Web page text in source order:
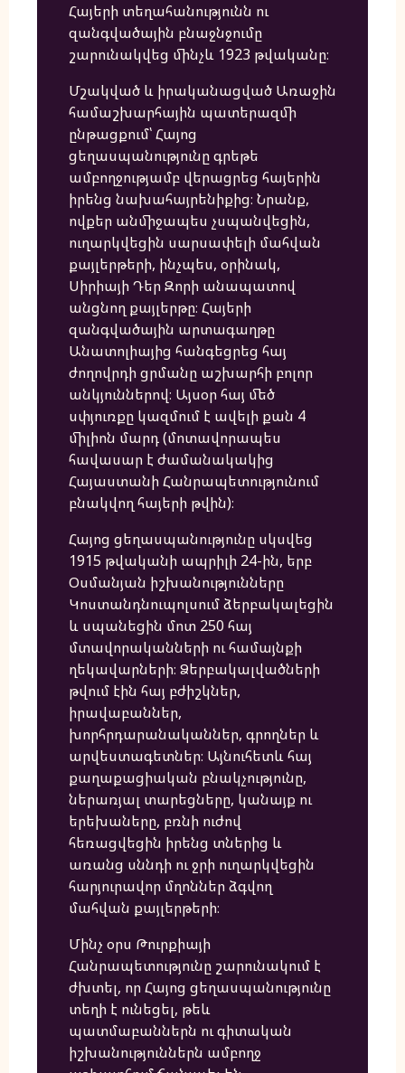
Հայերի տեղահանությունն ու
զանգվածային բնաջնջումը
շարունակվեց մինչև 1923 թվականը։
Մշակված և իրականացված Առաջին
համաշխարհային պատերազմի
ընթացքում՝ Հայոց
ցեղասպանությունը գրեթե
ամբողջությամբ վերացրեց հայերին
իրենց նախահայրենիքից։ Նրանք,
ովքեր անմիջապես չսպանվեցին,
ուղարկվեցին սարսափելի մահվան
քայլերթերի, ինչպես, օրինակ,
Սիրիայի Դեր Զորի անապատով
անցնող քայլերթը։ Հայերի
զանգվածային արտագաղթը
Անատոլիայից հանգեցրեց հայ
ժողովրդի ցրմանը աշխարհի բոլոր
անկյուններով։ Այսօր հայ մեծ
սփյուռքը կազմում է ավելի քան 4
միլիոն մարդ (մոտավորապես
հավասար է ժամանակակից
Հայաստանի Հանրապետությունում
բնակվող հայերի թվին)։
Հայոց ցեղասպանությունը սկսվեց
1915 թվականի ապրիլի 24-ին, երբ
Օսմանյան իշխանությունները
Կոստանդնուպոլսում ձերբակալեցին
և սպանեցին մոտ 250 հայ
մտավորականների ու համայնքի
ղեկավարների։ Ձերբակալվածների
թվում էին հայ բժիշկներ,
իրավաբաններ,
խորհրդարանականներ, գրողներ և
արվեստագետներ։ Այնուհետև հայ
քաղաքացիական բնակչությունը,
ներառյալ տարեցները, կանայք ու
երեխաները, բռնի ուժով
հեռացվեցին իրենց տներից և
առանց սննդի ու ջրի ուղարկվեցին
հարյուրավոր մղոններ ձգվող
մահվան քայլերթերի։
Մինչ օրս Թուրքիայի
Հանրապետությունը շարունակում է
ժխտել, որ Հայոց ցեղասպանությունը
տեղի է ունեցել, թեև
պատմաբաններն ու գիտական
իշխանություններն ամբողջ